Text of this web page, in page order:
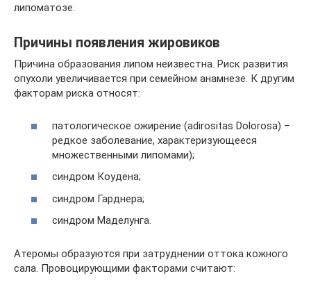
липоматозе.
Причины появления жировиков
Причина образования липом неизвестна. Риск развития
опухоли увеличивается при семейном анамнезе. К другим
факторам риска относят:
патологическое ожирение (adirositas Dolorosa) –
редкое заболевание, характеризующееся
множественными липомами);
синдром Коудена;
синдром Гарднера;
синдром Маделунга.
Атеромы образуются при затруднении оттока кожного
сала. Провоцирующими факторами считают: